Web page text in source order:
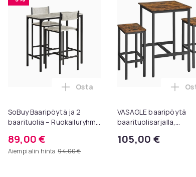
SoBuy Baaripöytä ja 2
baarituolia – Ruokailuryhmä
89x45x87cm OGT03-HG
89,00 €
Aiempi alin hinta 94,00 €
Lisää SoBuy Baaripöytä ja 2
Osta
VASAGLE baaripöytä
baarituolisarjalla,
vintage ruskea/musta
105,00 €